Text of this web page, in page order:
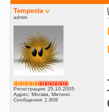
Tempesta
admin
Регистрация: 25.10.2005
Адрес: Москва, Митино
Сообщения: 1,908